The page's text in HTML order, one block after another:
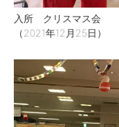
入所 クリスマス会
（2021年12月25日）